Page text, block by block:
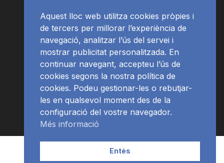
APP Programació
Aquest lloc web utilitza cookies pròpies i
de tercers per millorar l’experiència de
navegació, analitzar l’ús del servei i
mostrar publicitat personalitzada. En
continuar navegant, accepteu l’ús de
cookies segons la nostra política de
cookies. Podeu gestionar-les o rebutjar-
les en qualsevol moment des de la
configuració del vostre navegador.
Més informació
Entès